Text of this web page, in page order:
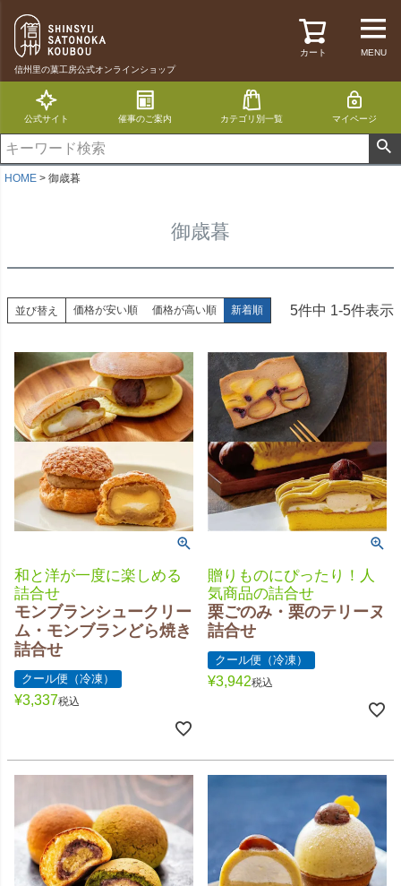
信州里の菓工房公式オンラインショップ
カート MENU
公式サイト 催事のご案内 カテゴリ別一覧 マイページ
HOME 御歳暮
御歳暮
並び替え 価格が安い順 価格が高い順 新着順 5件中 1-5件表示
和と洋が一度に楽しめる
詰合せ
モンブランシュークリー
ム・モンブランどら焼き
詰合せ
クール便（冷凍）
¥3,337税込
贈りものにぴったり！人
気商品の詰合せ
栗ごのみ・栗のテリーヌ
詰合せ
クール便（冷凍）
¥3,942税込